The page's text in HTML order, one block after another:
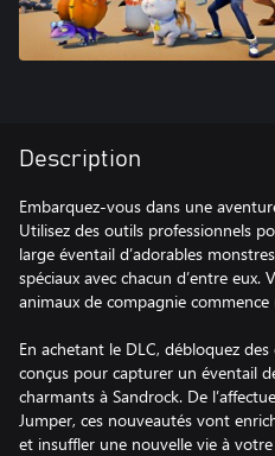
Description
Embarquez-vous dans une
Utilisez des outils professionnels
large éventail d’adorables
spéciaux avec chacun d’entre eux.
animaux de compagnie
En achetant le DLC, débloquez
conçus pour capturer un éventail
charmants à Sandrock. De
Jumper, ces nouveautés vont
et insuffler une nouvelle vie à votre